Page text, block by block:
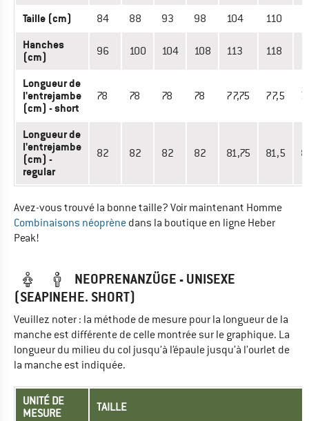
Taille (cm) 84 88 93 98 104 110
Hanches
(cm)
96 100 104 108 113 118
Longueur de
l'entrejambe
(cm) - short
78 78 78 78 77,75 77,5
Longueur de
l'entrejambe
(cm) -
regular
82 82 82 82 81,75 81,5
Avez-vous trouvé la bonne taille? Voir maintenant Homme
Combinaisons néoprène dans la boutique en ligne Heber
Peak!
NEOPRENANZÜGE - UNISEXE
(SEAPINEHE. SHORT)
Veuillez noter : la méthode de mesure pour la longueur de la
manche est différente de celle montrée sur le graphique. La
longueur du milieu du col jusqu’à l’épaule jusqu’à l’ourlet de
la manche est indiquée.
UNITÉ DE
MESURE
TAILLE